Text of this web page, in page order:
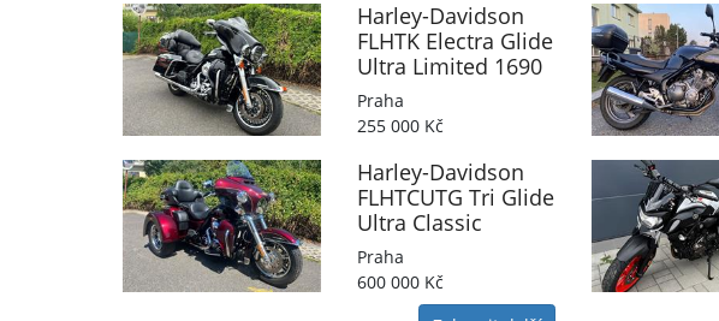
Harley-Davidson
FLHTK Electra Glide
Ultra Limited 1690
Praha
255 000 Kč
Harley-Davidson
FLHTCUTG Tri Glide
Ultra Classic
Praha
600 000 Kč